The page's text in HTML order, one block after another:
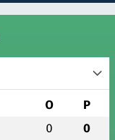
O P
0 0